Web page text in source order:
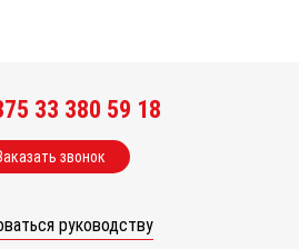
33 380 59 18
звонок
руководству